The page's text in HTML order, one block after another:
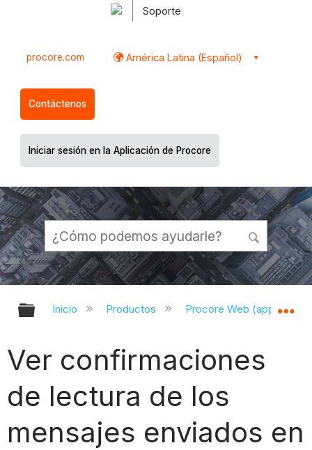
Soporte
procore.com América Latina (Español)
Contáctenos
Iniciar sesión en la Aplicación de Procore
Expandir/contraer jerarquía global
Inicio Productos Procore Web
Ver confirmaciones
de lectura de los
mensajes enviados en